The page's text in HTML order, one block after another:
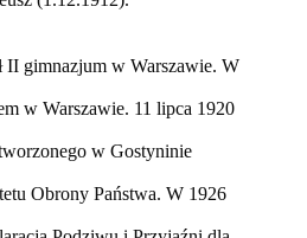
II gimnazjum w Warszawie. W
w Warszawie. 11 lipca 1920
w Gostyninie
Obrony Państwa. W 1926